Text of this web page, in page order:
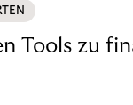
Tools zu